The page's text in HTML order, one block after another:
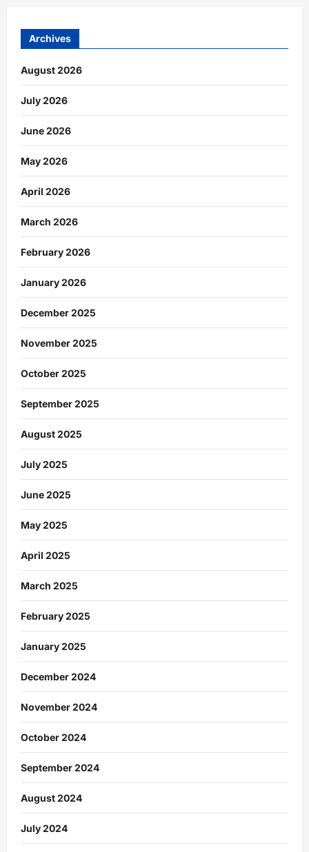
Archives
August 2026
July 2026
June 2026
May 2026
April 2026
March 2026
February 2026
January 2026
December 2025
November 2025
October 2025
September 2025
August 2025
July 2025
June 2025
May 2025
April 2025
March 2025
February 2025
January 2025
December 2024
November 2024
October 2024
September 2024
August 2024
July 2024